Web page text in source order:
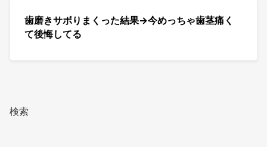
歯磨きサボりまくった結果→今めっちゃ歯茎痛く
て後悔してる
検索